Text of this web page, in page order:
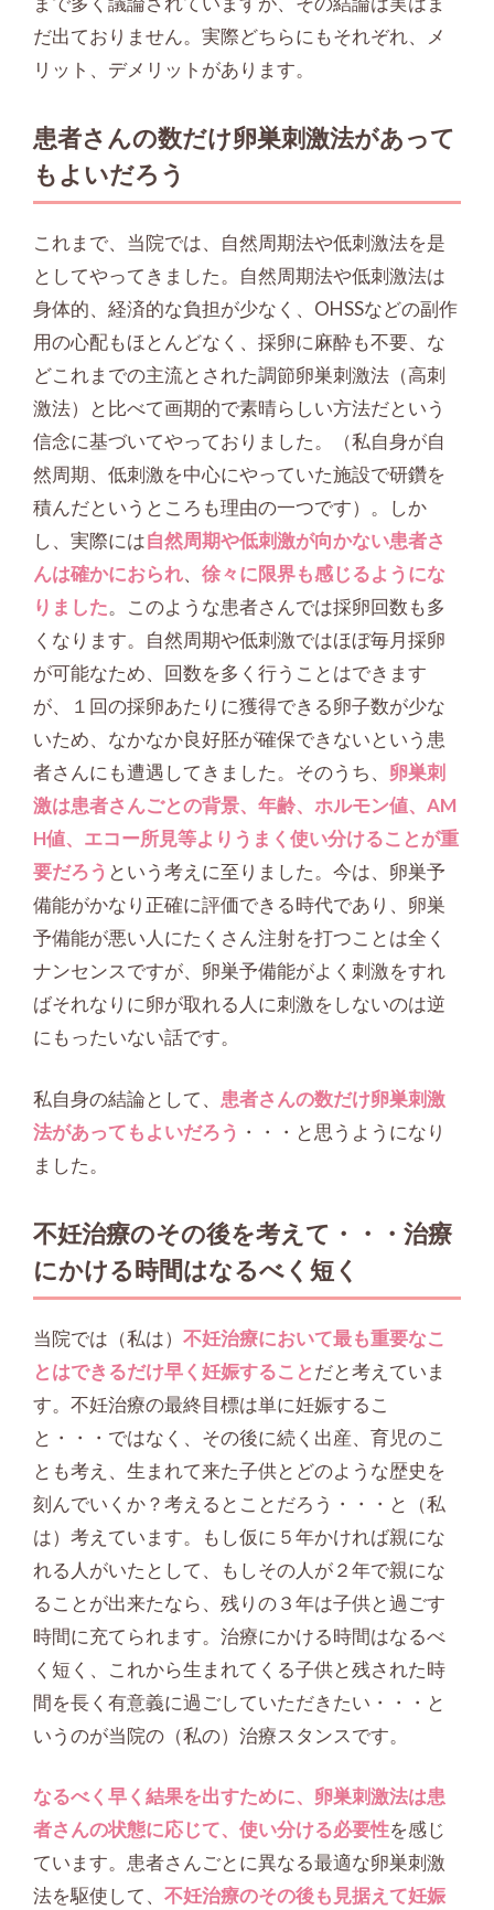
だ出ておりません。実際どちらにもそれぞれ、メ
リット、デメリットがあります。
患者さんの数だけ卵巣刺激法があって
もよいだろう
これまで、当院では、自然周期法や低刺激法を是
としてやってきました。自然周期法や低刺激法は
身体的、経済的な負担が少なく、OHSSなどの副作
用の心配もほとんどなく、採卵に麻酔も不要、な
どこれまでの主流とされた調節卵巣刺激法（高刺
激法）と比べて画期的で素晴らしい方法だという
信念に基づいてやっておりました。（私自身が自
然周期、低刺激を中心にやっていた施設で研鑽を
積んだというところも理由の一つです）。しか
し、実際には自然周期や低刺激が向かない患者さ
んは確かにおられ、 徐々に限界も感じるようにな
りました。このような患者さんでは採卵回数も多
くなります。自然周期や低刺激ではほぼ毎月採卵
が可能なため、回数を多く行うことはできます
が、１回の採卵あたりに獲得できる卵子数が少な
いため、なかなか良好胚が確保できないという患
者さんにも遭遇してきました。そのうち、 卵巣刺
激は患者さんごとの背景、年齢、ホルモン値、AM
H値、エコー所見等よりうまく使い分けることが重
要だろう という考えに至りました。今は、卵巣予
備能がかなり正確に評価できる時代であり、卵巣
予備能が悪い人にたくさん注射を打つことは全く
ナンセンスですが、卵巣予備能がよく刺激をすれ
ばそれなりに卵が取れる人に刺激をしないのは逆
にもったいない話です。
私自身の結論として、 患者さんの数だけ卵巣刺激
法があってもよいだろう ・・・と思うようになり
ました。
不妊治療のその後を考えて・・・治療
にかける時間はなるべく短く
当院では（私は） 不妊治療において最も重要なこ
とはできるだけ早く妊娠することだと考えていま
す。不妊治療の最終目標は単に妊娠するこ
と・・・ではなく、その後に続く出産、育児のこ
とも考え、生まれて来た子供とどのような歴史を
刻んでいくか？考えるとことだろう・・・と（私
は）考えています。もし仮に５年かければ親にな
れる人がいたとして、もしその人が２年で親にな
ることが出来たなら、残りの３年は子供と過ごす
時間に充てられます。治療にかける時間はなるべ
く短く、これから生まれてくる子供と残された時
間を長く有意義に過ごしていただきたい・・・と
いうのが当院の（私の）治療スタンスです。
なるべく早く結果を出すために、卵巣刺激法は患
者さんの状態に応じて、使い分ける必要性を感じ
ています。患者さんごとに異なる最適な卵巣刺激
法を駆使して、 不妊治療のその後も見据えて妊娠